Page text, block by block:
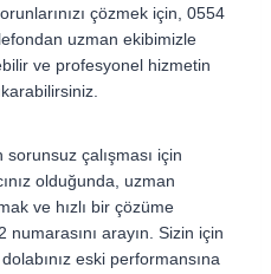
çözmek için, 0554
uzman ekibimizle
ve profesyonel hizmetin
sorunsuz çalışması için
olduğunda, uzman
ve hızlı bir çözüme
arayın. Sizin için
eski performansına